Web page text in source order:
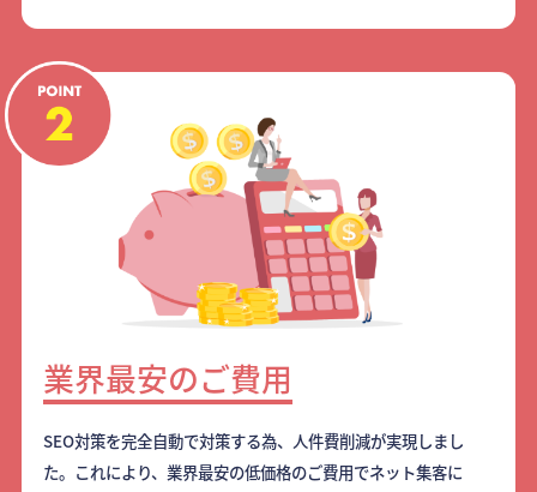
業界最安のご費用
SEO対策を完全自動で対策する為、人件費削減が実現しまし
た。これにより、業界最安の低価格のご費用でネット集客に